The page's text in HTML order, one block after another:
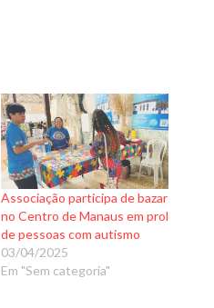
Associação participa de bazar
no Centro de Manaus em prol
de pessoas com autismo
03/04/2025
Em "Sem categoria"